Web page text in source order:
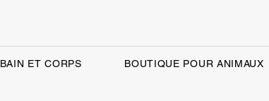
BAIN ET CORPS BOUTIQUE POUR ANIMAUX